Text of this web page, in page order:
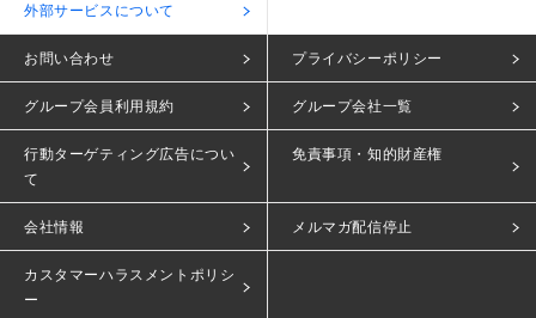
外部サービスについて
お問い合わせ プライバシーポリシー
グループ会員利用規約 グループ会社一覧
行動ターゲティング広告につい
て
免責事項・知的財産権
会社情報 メルマガ配信停止
カスタマーハラスメントポリシ
ー